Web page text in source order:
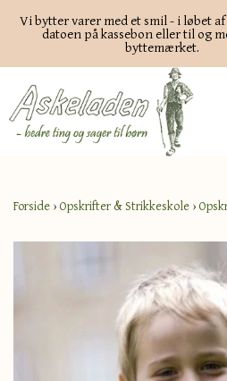
Vi bytter varer med et smil - i løbet
datoen på kassebon eller til og
byttemærket.
Forside › Opskrifter & Strikkeskole ›